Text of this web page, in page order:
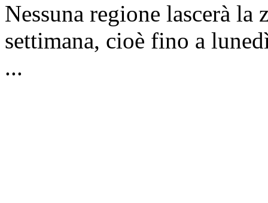
Nessuna regione lascerà la
settimana, cioè fino a
...